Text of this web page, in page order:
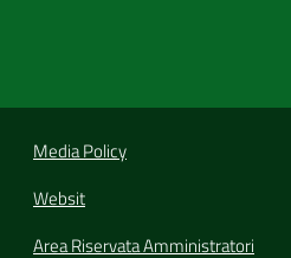
Media Policy
Websit
Area Riservata Amministratori